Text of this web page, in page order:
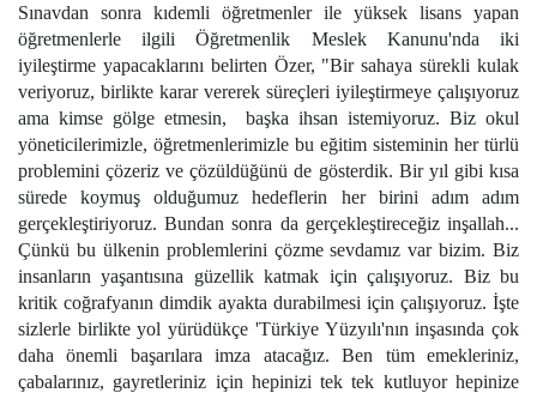
Sınavdan sonra kıdemli öğretmenler ile yüksek lisans yapan
öğretmenlerle ilgili Öğretmenlik Meslek Kanunu'nda iki
iyileştirme yapacaklarını belirten Özer, "Bir sahaya sürekli kulak
veriyoruz, birlikte karar vererek süreçleri iyileştirmeye çalışıyoruz
ama kimse gölge etmesin, başka ihsan istemiyoruz. Biz okul
yöneticilerimizle, öğretmenlerimizle bu eğitim sisteminin her türlü
problemini çözeriz ve çözüldüğünü de gösterdik. Bir yıl gibi kısa
sürede koymuş olduğumuz hedeflerin her birini adım adım
gerçekleştiriyoruz. Bundan sonra da gerçekleştireceğiz inşallah...
Çünkü bu ülkenin problemlerini çözme sevdamız var bizim. Biz
insanların yaşantısına güzellik katmak için çalışıyoruz. Biz bu
kritik coğrafyanın dimdik ayakta durabilmesi için çalışıyoruz. İşte
sizlerle birlikte yol yürüdükçe 'Türkiye Yüzyılı'nın inşasında çok
daha önemli başarılara imza atacağız. Ben tüm emekleriniz,
çabalarınız, gayretleriniz için hepinizi tek tek kutluyor hepinize